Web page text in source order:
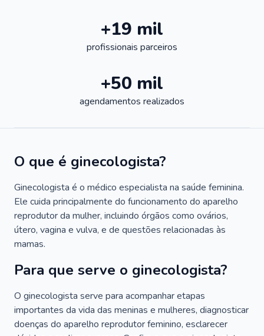
+19 mil
profissionais parceiros
+50 mil
agendamentos realizados
O que é ginecologista?
Ginecologista é o médico especialista na saúde feminina.
Ele cuida principalmente do funcionamento do aparelho
reprodutor da mulher, incluindo órgãos como ovários,
útero, vagina e vulva, e de questões relacionadas às
mamas.
Para que serve o ginecologista?
O ginecologista serve para acompanhar etapas
importantes da vida das meninas e mulheres, diagnosticar
doenças do aparelho reprodutor feminino, esclarecer